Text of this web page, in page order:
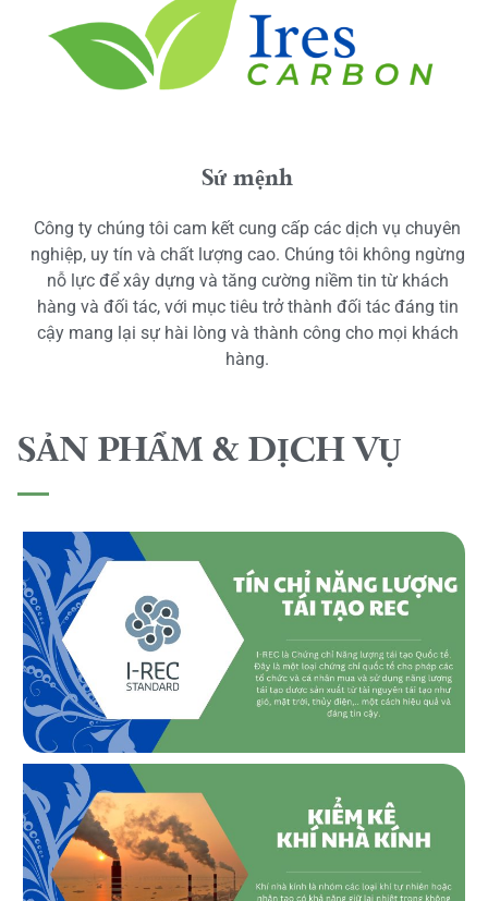
Sứ mệnh
Công ty chúng tôi cam kết cung cấp các dịch vụ chuyên
nghiệp, uy tín và chất lượng cao. Chúng tôi không ngừng
nỗ lực để xây dựng và tăng cường niềm tin từ khách
hàng và đối tác, với mục tiêu trở thành đối tác đáng tin
cậy mang lại sự hài lòng và thành công cho mọi khách
hàng.
SẢN PHẨM & DỊCH VỤ